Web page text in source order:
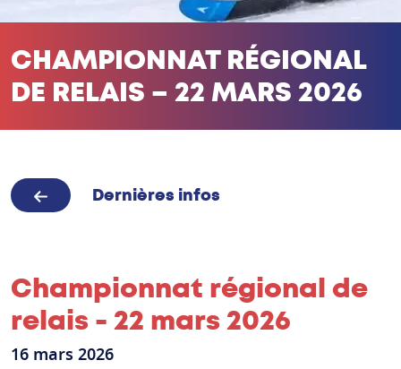
CHAMPIONNAT RÉGIONAL
DE RELAIS – 22 MARS 2026
Dernières infos
Championnat régional de
relais - 22 mars 2026
16 mars 2026